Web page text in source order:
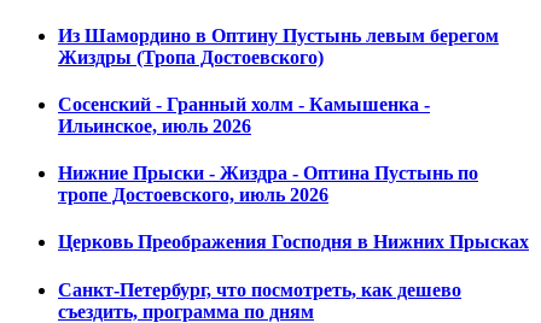
Из Шамордино в Оптину Пустынь левым берегом
Жиздры (Тропа Достоевского)
Сосенский - Гранный холм - Камышенка -
Ильинское, июль 2026
Нижние Прыски - Жиздра - Оптина Пустынь по
тропе Достоевского, июль 2026
Церковь Преображения Господня в Нижних Прысках
Санкт-Петербург, что посмотреть, как дешево
съездить, программа по дням